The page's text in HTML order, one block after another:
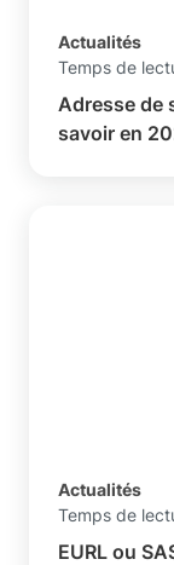
Actualités
Temps de
Adresse de
savoir en
Actualités
Temps de
EURL ou